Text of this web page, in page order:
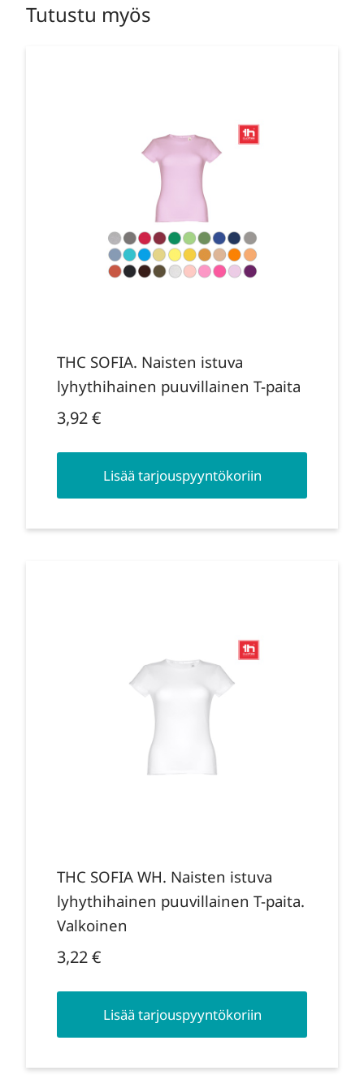
Tutustu myös
THC SOFIA. Naisten istuva
lyhythihainen puuvillainen T-paita
3,92€
Lisää tarjouspyyntökoriin
THC SOFIA WH. Naisten istuva
lyhythihainen puuvillainen T-paita.
Valkoinen
3,22€
Lisää tarjouspyyntökoriin